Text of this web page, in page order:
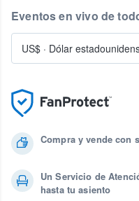
Compra y vende con
Un Servicio de
hasta tu asiento
Eventos en vivo de
US$ · Dólar